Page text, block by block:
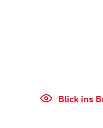
Blick ins